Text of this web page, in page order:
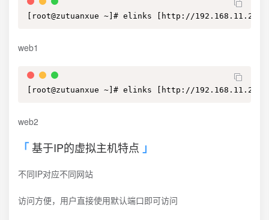
[root@zutuanxue ~]# elinks [http://
web1
[root@zutuanxue ~]# elinks [http://
web2
基于IP的虚拟主机特点
不同IP对应不同网站
访问方便，用户直接使用默认端口即可访问